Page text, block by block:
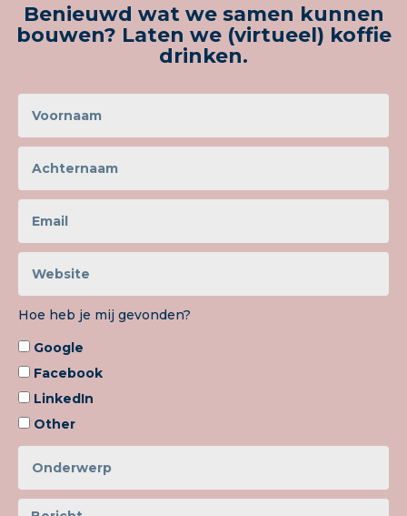
Benieuwd wat we samen kunnen
bouwen? Laten we (virtueel) koffie
drinken.
Hoe heb je mij gevonden?
Google
Facebook
LinkedIn
Other